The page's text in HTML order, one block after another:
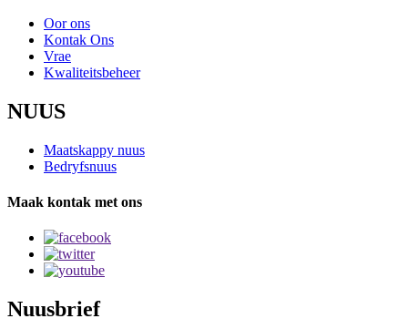
Oor ons
Kontak Ons
Vrae
Kwaliteitsbeheer
NUUS
Maatskappy nuus
Bedryfsnuus
Maak kontak met ons
Nuusbrief